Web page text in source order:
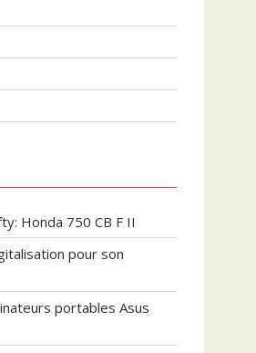
Honda 750 CB F II
pour son
portables Asus